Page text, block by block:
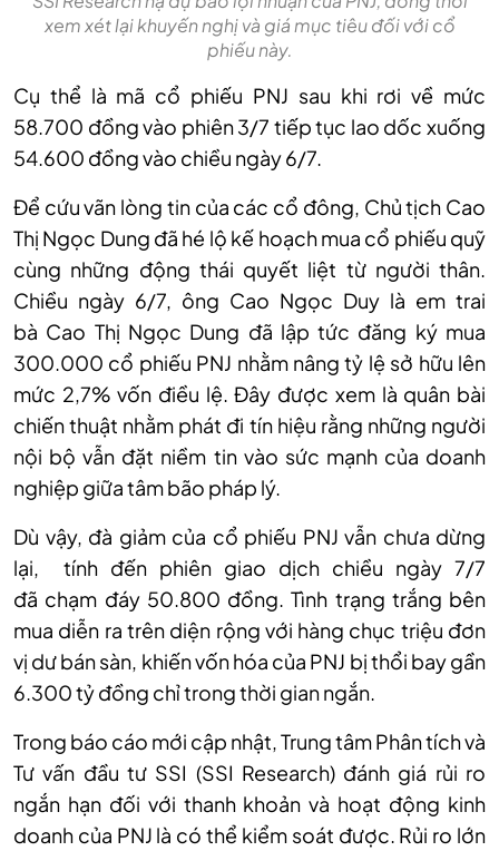
xem xét lại khuyến nghị và giá mục tiêu đối với cổ
phiếu này.
Cụ thể là mã cổ phiếu PNJ sau khi rơi về mức
58.700 đồng vào phiên 3/7 tiếp tục lao dốc xuống
54.600 đồng vào chiều ngày 6/7.
Để cứu vãn lòng tin của các cổ đông, Chủ tịch Cao
Thị Ngọc Dung đã hé lộ kế hoạch mua cổ phiếu quỹ
cùng những động thái quyết liệt từ người thân.
Chiều ngày 6/7, ông Cao Ngọc Duy là em trai
bà Cao Thị Ngọc Dung đã lập tức đăng ký mua
300.000 cổ phiếu PNJ nhằm nâng tỷ lệ sở hữu lên
mức 2,7% vốn điều lệ. Đây được xem là quân bài
chiến thuật nhằm phát đi tín hiệu rằng những người
nội bộ vẫn đặt niềm tin vào sức mạnh của doanh
nghiệp giữa tâm bão pháp lý.
Dù vậy, đà giảm của cổ phiếu PNJ vẫn chưa dừng
lại,
tính đến phiên giao dịch chiều ngày 7/7
đã chạm đáy 50.800 đồng. Tình trạng trắng bên
mua diễn ra trên diện rộng với hàng chục triệu đơn
vị dư bán sàn, khiến vốn hóa của PNJ bị thổi bay gần
6.300 tỷ đồng chỉ trong thời gian ngắn.
Trong báo cáo mới cập nhật, Trung tâm Phân tích và
Tư vấn đầu tư SSI (SSI Research) đánh giá rủi ro
ngắn hạn đối với thanh khoản và hoạt động kinh
doanh của PNJ là có thể kiểm soát được. Rủi ro lớn